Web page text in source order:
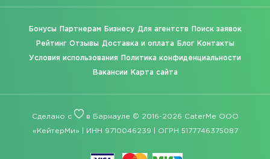
Бонусы Партнерам Бизнесу Для агентств Поиск заявок
Рейтинг Отзывы Доставка и оплата Блог Контакты
Условия использования Политика конфиденциальности
Вакансии Карта сайта
Сделано с в Барнауле © 2016-2026 CaterMe ООО
«КейтерМи» | ИНН 9710046239 | ОГРН 5177746375087